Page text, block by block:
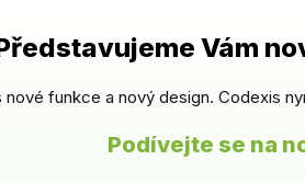
Vám
nové funkce a nový design. Codexis
Podívejte se na